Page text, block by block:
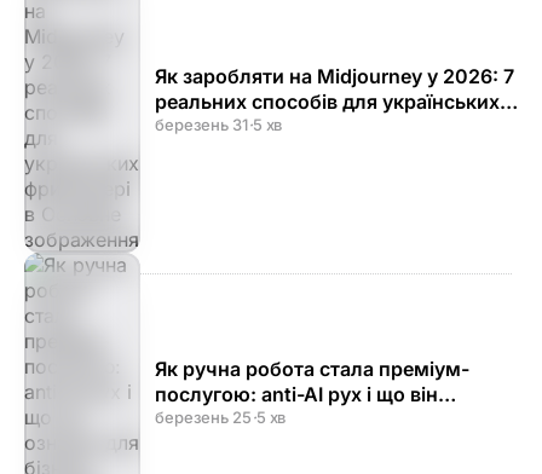
Як заробляти на Midjourney у 2026: 7
реальних способів для українських
фрилансерів
березень 31·5 хв
Як ручна робота стала преміум-
послугою: anti-AI рух і що він
означає для бізнесу
березень 25·5 хв